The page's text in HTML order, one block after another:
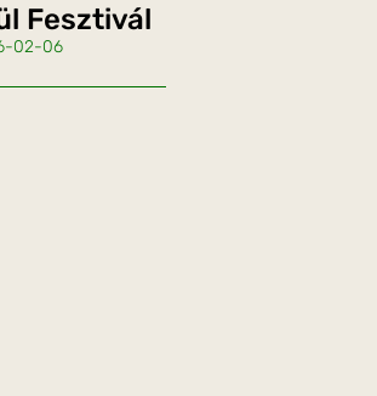
Fesztivál
02-06